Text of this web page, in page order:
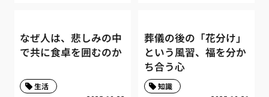
なぜ人は、悲しみの中
で共に食卓を囲むのか
生活
葬儀の後の「花分け」
という風習、福を分か
ち合う心
知識